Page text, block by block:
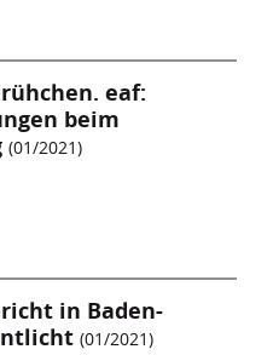
eaf:
beim
(01/2021)
in Baden-
(01/2021)